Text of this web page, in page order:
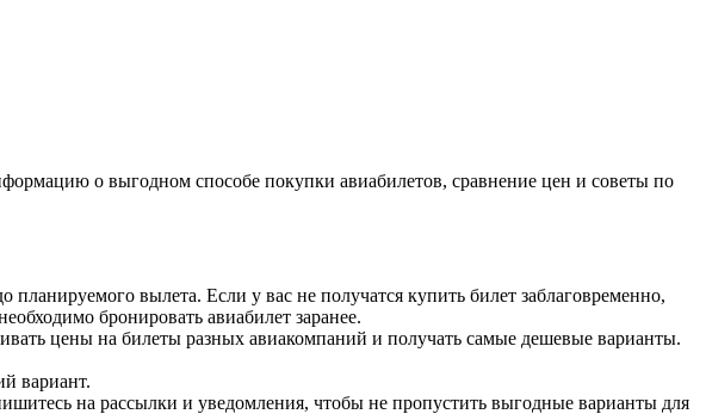
о выгодном способе покупки авиабилетов, сравнение цен и советы по
вылета. Если у вас не получатся купить билет заблаговременно,
бронировать авиабилет заранее.
цены на билеты разных авиакомпаний и получать самые дешевые варианты.
вариант.
на рассылки и уведомления, чтобы не пропустить выгодные варианты для